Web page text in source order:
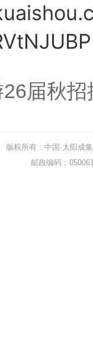
届秋招
版权所有：中国·太阳成
邮政编码：